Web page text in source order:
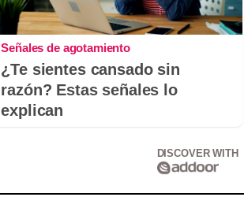
Señales de agotamiento
¿Te sientes cansado sin
razón? Estas señales lo
explican
DISCOVER WITH